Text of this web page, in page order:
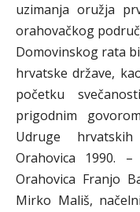
uzimanja oružja
orahovačkog
Domovinskog rata
hrvatske države,
početku
prigodnim
Udruge
Orahovica 1990.
Orahovica Franjo
Mirko Mališ,